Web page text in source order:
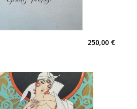
250,00 €